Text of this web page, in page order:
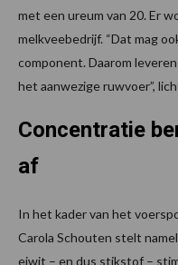
met een ureum van 20. Er
melkveebedrijf. “Dat mag
component. Daarom
het aanwezige ruwvoer”,
Concentratie
af
In het kader van het
Carola Schouten stelt
eiwit – en dus stikstof –